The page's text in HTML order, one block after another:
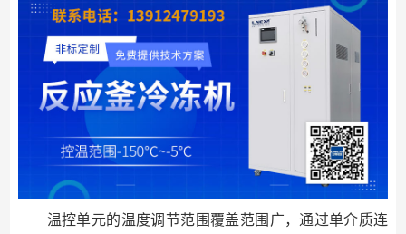
温控单元的温度调节范围覆盖范围广，通过单介质连